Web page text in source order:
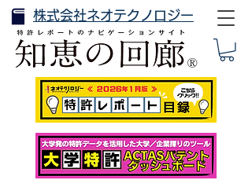
株式会社ネオテクノロジー